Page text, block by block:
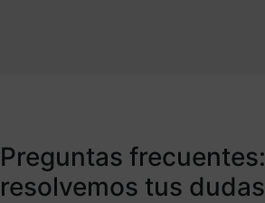
Preguntas frecuentes:
resolvemos tus dudas